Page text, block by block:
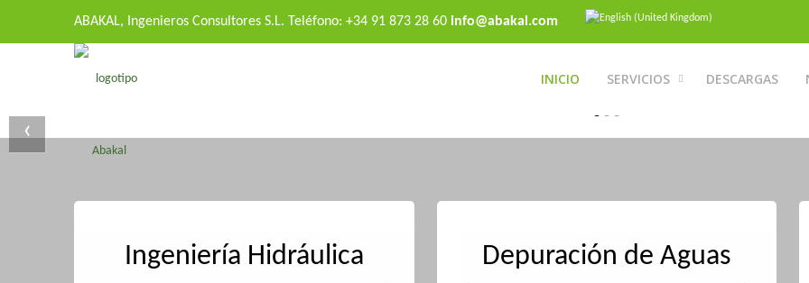
ABAKAL, Ingenieros Consultores S.L. Teléfono: +34 91 873 28 60 info@abakal.com
INICIO SERVICIOS DESCARGAS
‹
Ingeniería Hidráulica Depuración de Aguas